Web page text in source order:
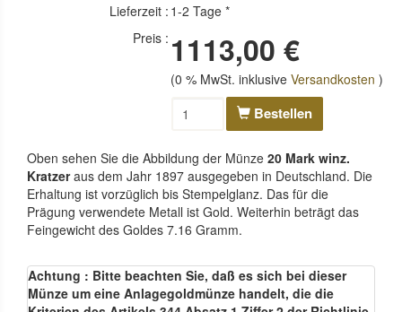
Lieferzeit : 1-2 Tage *
Preis : 1113,00 €
(0 % MwSt. inklusiveVersandkosten )
Bestellen
Oben sehen Sie die Abbildung der Münze 20 Mark winz.
Kratzeraus dem Jahr 1897 ausgegeben in Deutschland. Die
Erhaltung ist vorzüglich bis Stempelglanz. Das für die
Prägung verwendete Metall ist Gold. Weiterhin beträgt das
Feingewicht des Goldes 7.16 Gramm.
Achtung : Bitte beachten Sie, daß es sich bei dieser
Münze um eine Anlagegoldmünze handelt, die die